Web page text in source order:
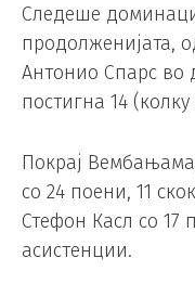
Следеше
продолженијата,
Антонио Спарс во
постигна 14
Покрај
со 24 поени, 11
Стефон Касл со 17
асистенции.